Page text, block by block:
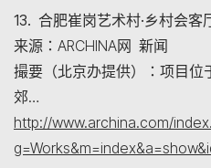
13. 合肥崔岗艺术村·乡村会客
来源：ARCHINA网 新闻
撮要（北京办提供）：项目位
郊…
http://www.archina.com/